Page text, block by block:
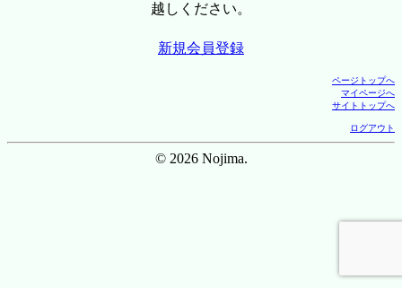
越しください。
新規会員登録
ページトップへ
マイページへ
サイトトップへ
ログアウト
© 2026 Nojima.